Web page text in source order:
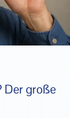
Der große